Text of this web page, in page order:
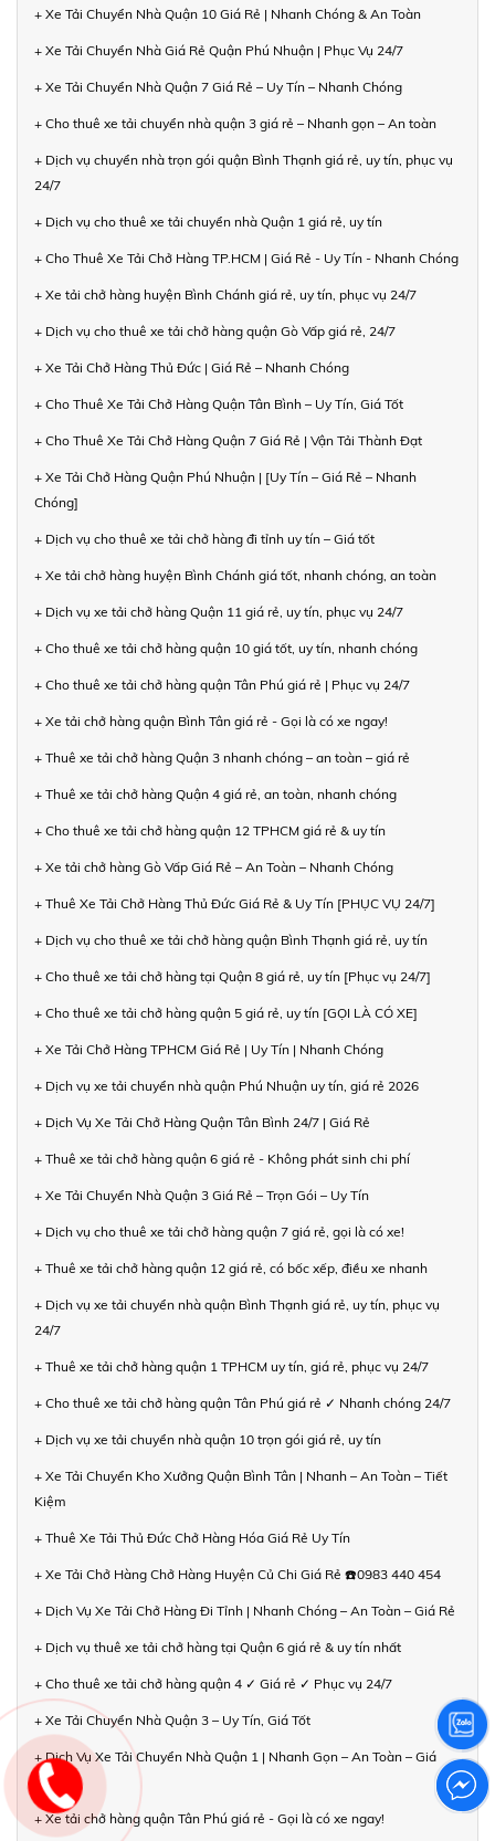
+ Xe Tải Chuyển Nhà Quận 10 Giá Rẻ | Nhanh Chóng & An Toàn
+ Xe Tải Chuyển Nhà Giá Rẻ Quận Phú Nhuận | Phục Vụ 24/7
+ Xe Tải Chuyển Nhà Quận 7 Giá Rẻ – Uy Tín – Nhanh Chóng
+ Cho thuê xe tải chuyển nhà quận 3 giá rẻ – Nhanh gọn – An toàn
+ Dịch vụ chuyển nhà trọn gói quận Bình Thạnh giá rẻ, uy tín, phục vụ
24/7
+ Dịch vụ cho thuê xe tải chuyển nhà Quận 1 giá rẻ, uy tín
+ Cho Thuê Xe Tải Chở Hàng TP.HCM | Giá Rẻ - Uy Tín - Nhanh Chóng
+ Xe tải chở hàng huyện Bình Chánh giá rẻ, uy tín, phục vụ 24/7
+ Dịch vụ cho thuê xe tải chở hàng quận Gò Vấp giá rẻ, 24/7
+ Xe Tải Chở Hàng Thủ Đức | Giá Rẻ – Nhanh Chóng
+ Cho Thuê Xe Tải Chở Hàng Quận Tân Bình – Uy Tín, Giá Tốt
+ Cho Thuê Xe Tải Chở Hàng Quận 7 Giá Rẻ | Vận Tải Thành Đạt
+ Xe Tải Chở Hàng Quận Phú Nhuận | [Uy Tín – Giá Rẻ – Nhanh
Chóng]
+ Dịch vụ cho thuê xe tải chở hàng đi tỉnh uy tín – Giá tốt
+ Xe tải chở hàng huyện Bình Chánh giá tốt, nhanh chóng, an toàn
+ Dịch vụ xe tải chở hàng Quận 11 giá rẻ, uy tín, phục vụ 24/7
+ Cho thuê xe tải chở hàng quận 10 giá tốt, uy tín, nhanh chóng
+ Cho thuê xe tải chở hàng quận Tân Phú giá rẻ | Phục vụ 24/7
+ Xe tải chở hàng quận Bình Tân giá rẻ - Gọi là có xe ngay!
+ Thuê xe tải chở hàng Quận 3 nhanh chóng – an toàn – giá rẻ
+ Thuê xe tải chở hàng Quận 4 giá rẻ, an toàn, nhanh chóng
+ Cho thuê xe tải chở hàng quận 12 TPHCM giá rẻ & uy tín
+ Xe tải chở hàng Gò Vấp Giá Rẻ – An Toàn – Nhanh Chóng
+ Thuê Xe Tải Chở Hàng Thủ Đức Giá Rẻ & Uy Tín [PHỤC VỤ 24/7]
+ Dịch vụ cho thuê xe tải chở hàng quận Bình Thạnh giá rẻ, uy tín
+ Cho thuê xe tải chở hàng tại Quận 8 giá rẻ, uy tín [Phục vụ 24/7]
+ Cho thuê xe tải chở hàng quận 5 giá rẻ, uy tín [GỌI LÀ CÓ XE]
+ Xe Tải Chở Hàng TPHCM Giá Rẻ | Uy Tín | Nhanh Chóng
+ Dịch vụ xe tải chuyển nhà quận Phú Nhuận uy tín, giá rẻ 2026
+ Dịch Vụ Xe Tải Chở Hàng Quận Tân Bình 24/7 | Giá Rẻ
+ Thuê xe tải chở hàng quận 6 giá rẻ - Không phát sinh chi phí
+ Xe Tải Chuyển Nhà Quận 3 Giá Rẻ – Trọn Gói – Uy Tín
+ Dịch vụ cho thuê xe tải chở hàng quận 7 giá rẻ, gọi là có xe!
+ Thuê xe tải chở hàng quận 12 giá rẻ, có bốc xếp, điều xe nhanh
+ Dịch vụ xe tải chuyển nhà quận Bình Thạnh giá rẻ, uy tín, phục vụ
24/7
+ Thuê xe tải chở hàng quận 1 TPHCM uy tín, giá rẻ, phục vụ 24/7
+ Cho thuê xe tải chở hàng quận Tân Phú giá rẻ ✓ Nhanh chóng 24/7
+ Dịch vụ xe tải chuyển nhà quận 10 trọn gói giá rẻ, uy tín
+ Xe Tải Chuyển Kho Xưởng Quận Bình Tân | Nhanh – An Toàn – Tiết
Kiệm
+ Thuê Xe Tải Thủ Đức Chở Hàng Hóa Giá Rẻ Uy Tín
+ Xe Tải Chở Hàng Chở Hàng Huyện Củ Chi Giá Rẻ ☎️0983 440 454
+ Dịch Vụ Xe Tải Chở Hàng Đi Tỉnh | Nhanh Chóng – An Toàn – Giá Rẻ
+ Dịch vụ thuê xe tải chở hàng tại Quận 6 giá rẻ & uy tín nhất
+ Cho thuê xe tải chở hàng quận 4 ✓ Giá rẻ ✓ Phục vụ 24/7
+ Xe Tải Chuyển Nhà Quận 3 – Uy Tín, Giá Tốt
+ Dịch Vụ Xe Tải Chuyển Nhà Quận 1 | Nhanh Gọn – An Toàn – Giá
Hợp Lý
+ Xe tải chở hàng quận Tân Phú giá rẻ - Gọi là có xe ngay!